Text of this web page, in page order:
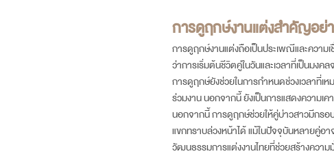
การดูฤกษ์งานแต่งสำคัญอย่า
การดูฤกษ์งานแต่งถือเป็นประเพณีและความ
ว่าการเริ่มต้นชีวิตคู่ในวันและเวลาที่เป็นมง
การดูฤกษ์ยังช่วยในการกำหนดช่วงเวลาที่เ
ร่วมงาน นอกจากนี้ ยังเป็นการแสดงความ
นอกจากนี้ การดูฤกษ์ช่วยให้คู่บ่าวสาวมีกรอ
แขกทราบล่วงหน้าได้ แม้ในปัจจุบันหลายคู่
วัฒนธรรมการแต่งงานไทยที่ช่วยสร้างความ